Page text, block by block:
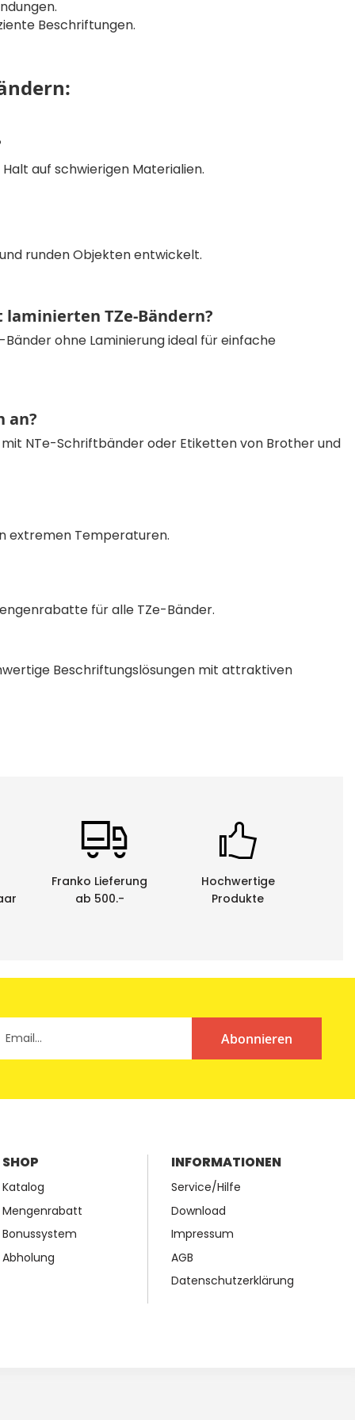
Beschriftungen.
auf schwierigen Materialien.
runden Objekten entwickelt.
TZe-Bändern?
ohne Laminierung ideal für einfache
an?
NTe-Schriftbänder oder Etiketten von Brother und
extremen Temperaturen.
für alle TZe-Bänder.
Beschriftungslösungen mit attraktiven
Franko Lieferung
ab 500.-
Hochwertige
Produkte
Abonnieren
SHOP
Katalog
Mengenrabatt
Bonussystem
Abholung
INFORMATIONEN
Service/Hilfe
Download
Impressum
AGB
Datenschutzerklärung